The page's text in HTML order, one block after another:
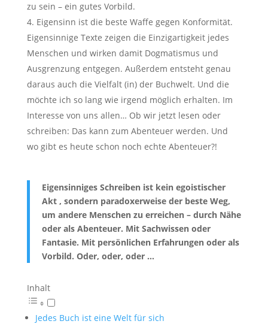
zu sein – ein gutes Vorbild.
Eigensinn ist die beste Waffe gegen Konformität.
Eigensinnige Texte zeigen die Einzigartigkeit jedes
Menschen und wirken damit Dogmatismus und
Ausgrenzung entgegen. Außerdem entsteht genau
daraus auch die Vielfalt (in) der Buchwelt. Und die
möchte ich so lang wie irgend möglich erhalten. Im
Interesse von uns allen… Ob wir jetzt lesen oder
schreiben: Das kann zum Abenteuer werden. Und
wo gibt es heute schon noch echte Abenteuer?!
Eigensinniges Schreiben ist kein egoistischer
Akt , sondern paradoxerweise der beste Weg,
um andere Menschen zu erreichen – durch Nähe
oder als Abenteuer. Mit Sachwissen oder
Fantasie. Mit persönlichen Erfahrungen oder als
Vorbild. Oder, oder, oder …
Inhalt
Jedes Buch ist eine Welt für sich